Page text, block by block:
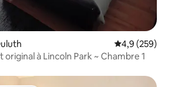
Évaluation
4,9 (259)
à Lincoln Park ~ Chambre 1